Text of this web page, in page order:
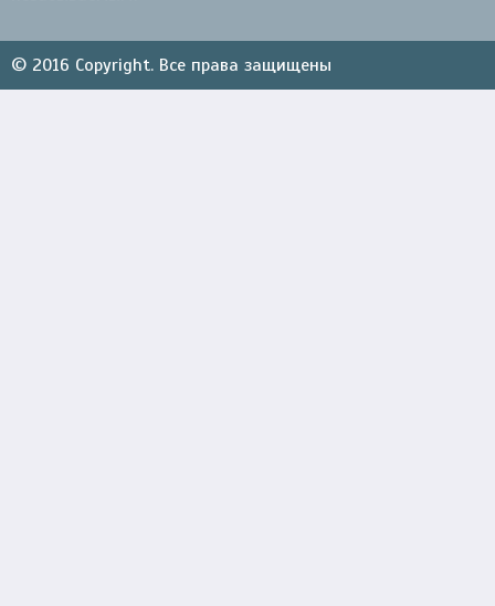
© 2016 Copyright. Все права защищены